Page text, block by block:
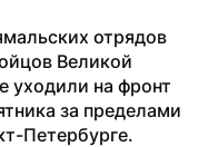
отрядов
Великой
уходили на фронт
за пределами
Петербурге.